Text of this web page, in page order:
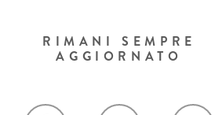
RIMANI SEMPRE
AGGIORNATO